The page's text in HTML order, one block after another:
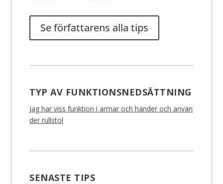
Se författarens alla tips
TYP AV FUNKTIONSNEDSÄTTNING
Jag har viss funktion i armar och händer och använ
der rullstol
SENASTE TIPS